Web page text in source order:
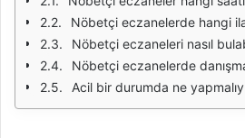
Nöbetçi eczanelerde hangi
Nöbetçi eczaneleri nasıl
Nöbetçi eczanelerde
Acil bir durumda ne